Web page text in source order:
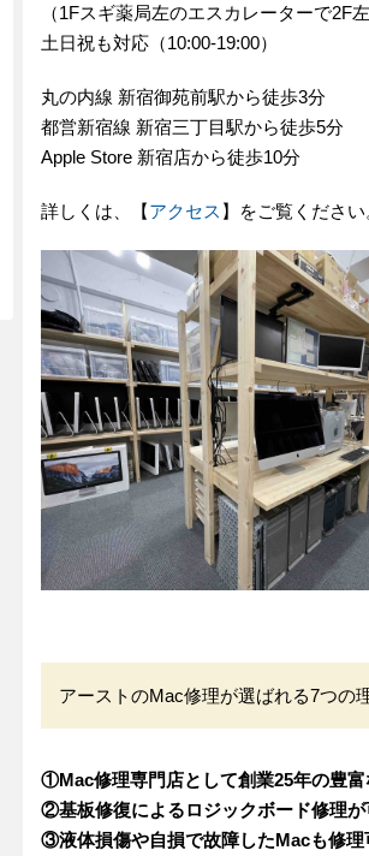
（1Fスギ薬局左のエスカレーターで2F左
土日祝も対応（10:00-19:00）
丸の内線 新宿御苑前駅から徒歩3分
都営新宿線 新宿三丁目駅から徒歩5分
Apple Store 新宿店から徒歩10分
詳しくは、【アクセス 】をご覧ください
アーストのMac修理が選ばれる7つの
①Mac修理専門店として創業25年の豊富
②基板修復によるロジックボード修理が
③液体損傷や自損で故障したMacも修理